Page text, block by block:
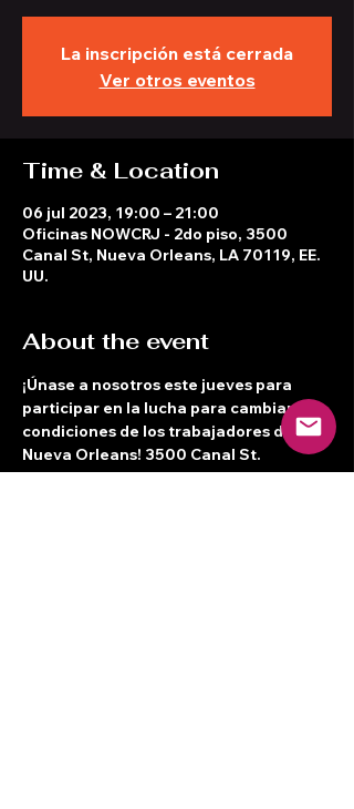
La inscripción está cerrada
Ver otros eventos
Time & Location
06 jul 2023, 19:00 – 21:00
Oficinas NOWCRJ - 2do piso, 3500
Canal St, Nueva Orleans, LA 70119, EE.
UU.
About the event
¡Únase a nosotros este jueves para
participar en la lucha para cambiar las
condiciones de los trabajadores de
Nueva Orleans! 3500 Canal St.
Segundo piso a las 7 p. m. Se